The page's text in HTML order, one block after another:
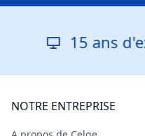
15 ans
NOTRE ENTREPRISE